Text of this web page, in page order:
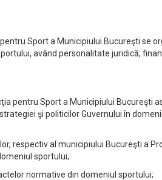
Sport a Municipiului Bucureşti se
având personalitate juridică,
pentru Sport a Municipiului Bucureşti
şi politicilor Guvernului în
respectiv al municipiului Bucureşti a
sportului;
normative din domeniul sportului;